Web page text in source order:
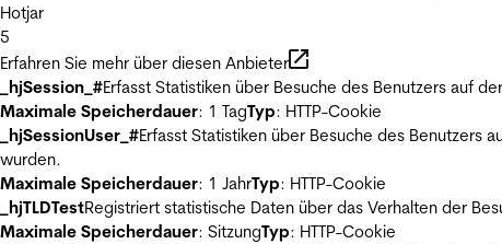
Hotjar
5
Erfahren Sie mehr über diesen Anbieter
_hjSession_#Erfasst Statistiken über Besuche des Benutzers auf
Maximale Speicherdauer: 1 TagTyp: HTTP-Cookie
_hjSessionUser_#Erfasst Statistiken über Besuche des Benutzers
wurden.
Maximale Speicherdauer: 1 JahrTyp: HTTP-Cookie
_hjTLDTestRegistriert statistische Daten über das Verhalten der
Maximale Speicherdauer: SitzungTyp: HTTP-Cookie